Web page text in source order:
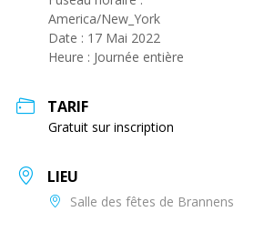
America/New_York
Date : 17 Mai 2022
Heure : Journée entière
TARIF
Gratuit sur inscription
LIEU
Salle des fêtes de Brannens